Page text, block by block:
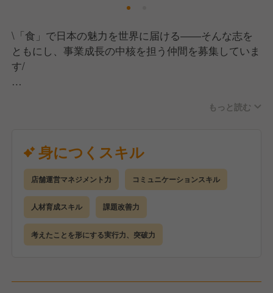
\「食」で日本の魅力を世界に届ける――そんな志を
ともにし、事業成長の中核を担う仲間を募集していま
す/
約30店舗の店長・エリアSVと連携しながら、事業全
体の安定運営と成長を推進していただきます。
現場オペレーションから人材育成、仕組みづくりま
で、裁量を持って取り組めるポジションです。
■業務詳細
・店舗の運営管理
・オペレーションの構築
・店長の採用および育成
もっと読む
身につくスキル
店舗運営マネジメント力 コミュニケーションスキル
人材育成スキル 課題改善力
考えたことを形にする実行力、突破力